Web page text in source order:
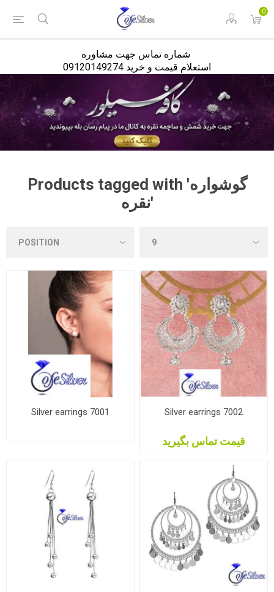
0
استعلام قیمت و خرید 09120149274
Products tagged with 'گوشواره
نقره'
Silver earrings 7001 Silver earrings 7002
قیمت تماس بگیرید